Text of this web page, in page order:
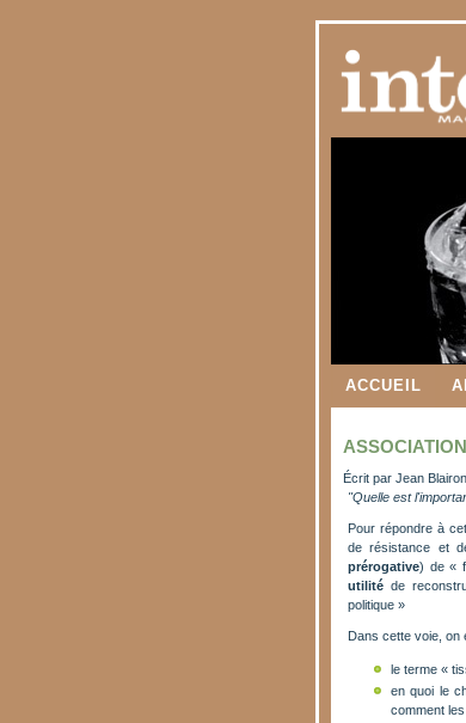
ACCUEIL
Écrit par Jean Blairon
"Quelle est
Pour répondre à
de résistance et
prérogative) de «
utilitéde
politique »
Dans cette voie, on
le terme «
en quoi le
comment